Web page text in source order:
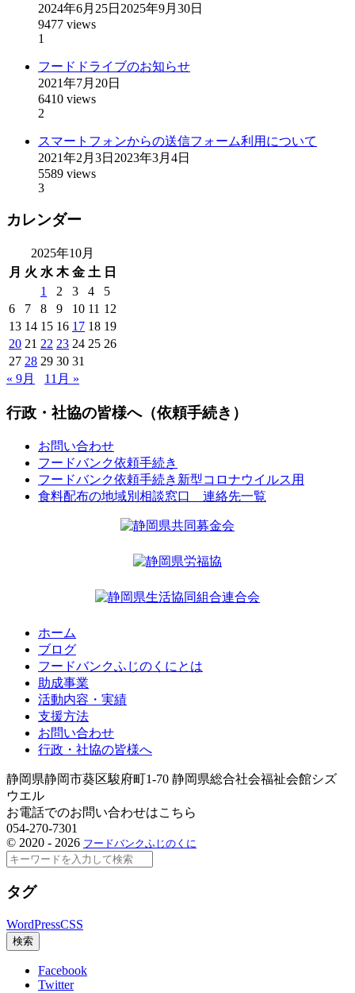
2024年6月25日 2025年9月30日
9477 views
1
フードドライブのお知らせ
2021年7月20日
6410 views
2
スマートフォンからの送信フォーム利用について
2021年2月3日 2023年3月4日
5589 views
3
カレンダー
2025年10月
月 火 水 木 金 土 日
1
2 3 4
5
6
7 8 9 10 11 12
13 14 15 16 17 18 19
20 21 22 23 24 25 26
27 28 29 30 31
« 9月
11月 »
行政・社協の皆様へ（依頼手続き）
お問い合わせ
フードバンク依頼手続き
フードバンク依頼手続き新型コロナウイルス用
食料配布の地域別相談窓口 連絡先一覧
ホーム
ブログ
フードバンクふじのくにとは
助成事業
活動内容・実績
支援方法
お問い合わせ
行政・社協の皆様へ
静岡県静岡市葵区駿府町1-70 静岡県総合社会福祉会館シズ
ウエル
お電話でのお問い合わせはこちら
054-270-7301
© 2020 - 2026 フードバンクふじのくに
検
タグ
WordPressCSS
検索
Facebook
Twitter